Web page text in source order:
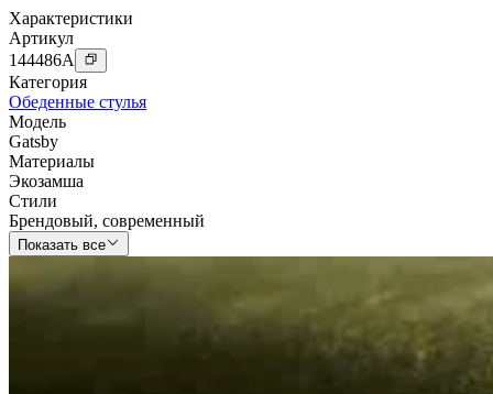
Характеристики
Артикул
144486A
Категория
Обеденные стулья
Модель
Gatsby
Материалы
Экозамша
Стили
Брендовый, современный
Показать все